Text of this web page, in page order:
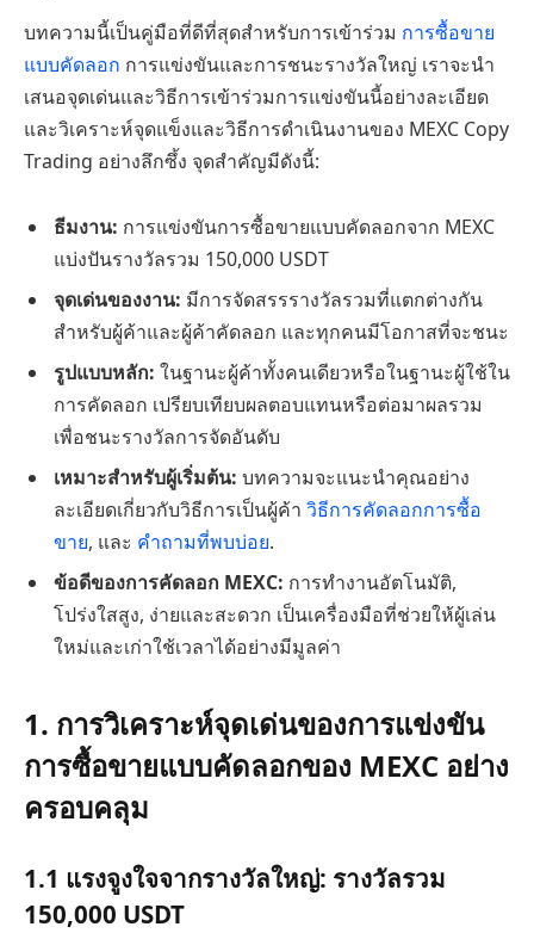
บทความนี้เป็นคู่มือที่ดีที่สุดสำหรับการเข้าร่วม การซื้อขาย
แบบคัดลอก การแข่งขันและการชนะรางวัลใหญ่ เราจะนำ
เสนอจุดเด่นและวิธีการเข้าร่วมการแข่งขันนี้อย่างละเอียด
และวิเคราะห์จุดแข็งและวิธีการดำเนินงานของ MEXC Copy
Trading อย่างลึกซึ้ง จุดสำคัญมีดังนี้:
ธีมงาน: การแข่งขันการซื้อขายแบบคัดลอกจาก MEXC
แบ่งปันรางวัลรวม 150,000 USDT
จุดเด่นของงาน: มีการจัดสรรรางวัลรวมที่แตกต่างกัน
สำหรับผู้ค้าและผู้ค้าคัดลอก และทุกคนมีโอกาสที่จะชนะ
รูปแบบหลัก: ในฐานะผู้ค้าทั้งคนเดียวหรือในฐานะผู้ใช้ใน
การคัดลอก เปรียบเทียบผลตอบแทนหรือต่อมาผลรวม
เพื่อชนะรางวัลการจัดอันดับ
เหมาะสำหรับผู้เริ่มต้น: บทความจะแนะนำคุณอย่าง
ละเอียดเกี่ยวกับวิธีการเป็นผู้ค้า วิธีการคัดลอกการซื้อ
ขาย, และ คำถามที่พบบ่อย.
ข้อดีของการคัดลอก MEXC: การทำงานอัตโนมัติ,
โปร่งใสสูง, ง่ายและสะดวก เป็นเครื่องมือที่ช่วยให้ผู้เล่น
ใหม่และเก่าใช้เวลาได้อย่างมีมูลค่า
1. การวิเคราะห์จุดเด่นของการแข่งขัน
การซื้อขายแบบคัดลอกของ MEXC อย่าง
ครอบคลุม
1.1 แรงจูงใจจากรางวัลใหญ่: รางวัลรวม
150,000 USDT